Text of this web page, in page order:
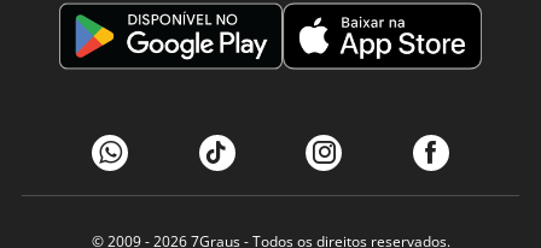
© 2009 - 20267Graus- Todos os direitos reservados.